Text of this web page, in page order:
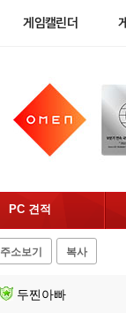
게임캘린더
PC 견적
주소보기 복사
두찐아빠